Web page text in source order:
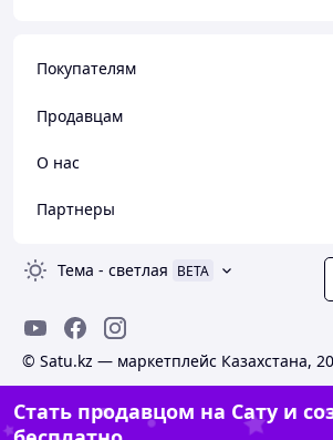
Покупателям
Продавцам
О нас
Партнеры
Тема - светлая BETA
© Satu.kz — маркетплейс Казахстана,
Стать продавцом на Сату и